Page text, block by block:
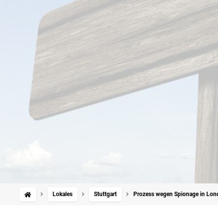
Lokales Stuttgart Prozess wegen Spionage in